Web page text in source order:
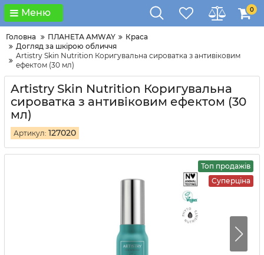
Меню 0
Головна ПЛАНЕТА AMWAY
Краса
Догляд за шкірою обличчя
Artistry Skin Nutrition Коригувальна сироватка з антивіковим
ефектом (30 мл)
Artistry Skin Nutrition Коригувальна
сироватка з антивіковим ефектом (30
мл)
Артикул: 127020
Топ продажів
Суперціна